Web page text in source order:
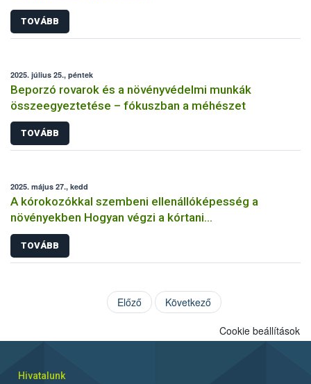
TOVÁBB
2025. július 25., péntek
Beporzó rovarok és a növényvédelmi munkák
összeegyeztetése – fókuszban a méhészet
TOVÁBB
2025. május 27., kedd
A kórokozókkal szembeni ellenállóképesség a
növényekben Hogyan végzi a kórtani
rezisztenciavizsgálatokat a Nébih?
TOVÁBB
Előző Következő
Cookie beállítások
Hivatalunk